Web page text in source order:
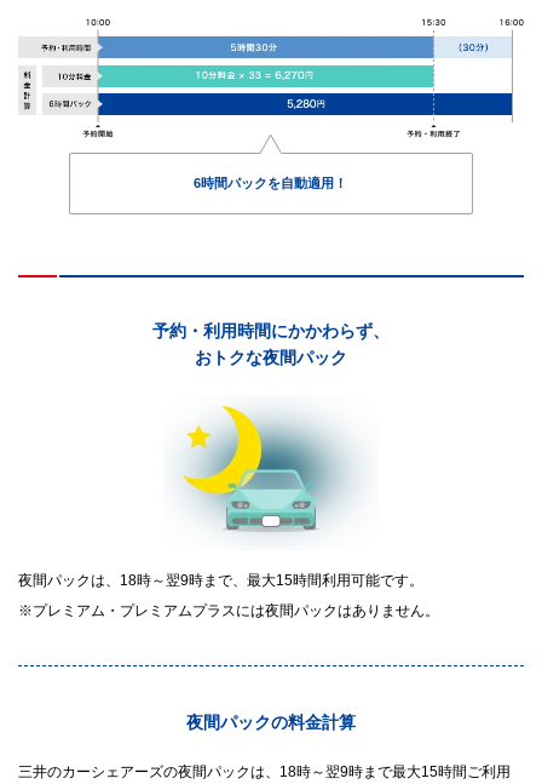
6時間パックを自動適用！
予約・利用時間にかかわらず、
おトクな夜間パック
夜間パックは、18時～翌9時まで、最大15時間利用可能です。
※プレミアム・プレミアムプラスには夜間パックはありません。
夜間パックの料金計算
三井のカーシェアーズの夜間パックは、18時～翌9時まで最大15時間ご利用